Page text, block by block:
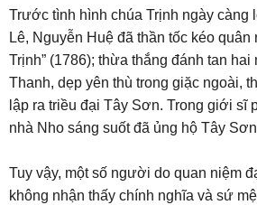
Trước tình hình chúa Trịnh ngày càng
Lê, Nguyễn Huệ đã thần tốc kéo quân
Trịnh” (1786); thừa thắng đánh tan
Thanh, dẹp yên thù trong giặc ngoài,
lập ra triều đại Tây Sơn. Trong giới sĩ
nhà Nho sáng suốt đã ủng hộ Tây
Tuy vậy, một số người do quan niệm
không nhận thấy chính nghĩa và sứ